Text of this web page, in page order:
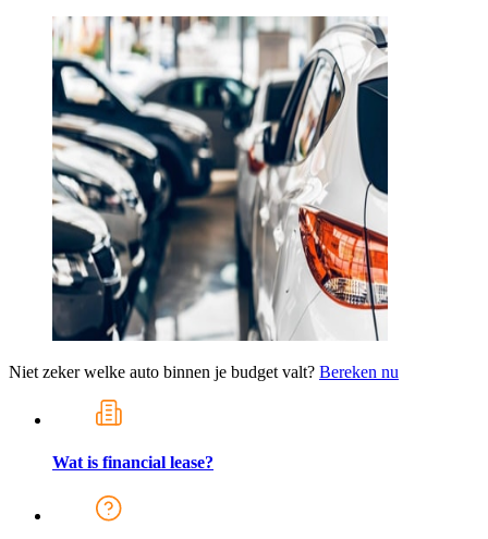
Niet zeker welke auto binnen je budget valt? Bereken nu
Wat is financial lease?